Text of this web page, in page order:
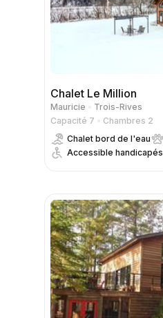
Chalet Le Million
Mauricie
Trois-Rives
Capacité 7
Chambres 2
Chalet bord de l'eau
Accessible handicapés